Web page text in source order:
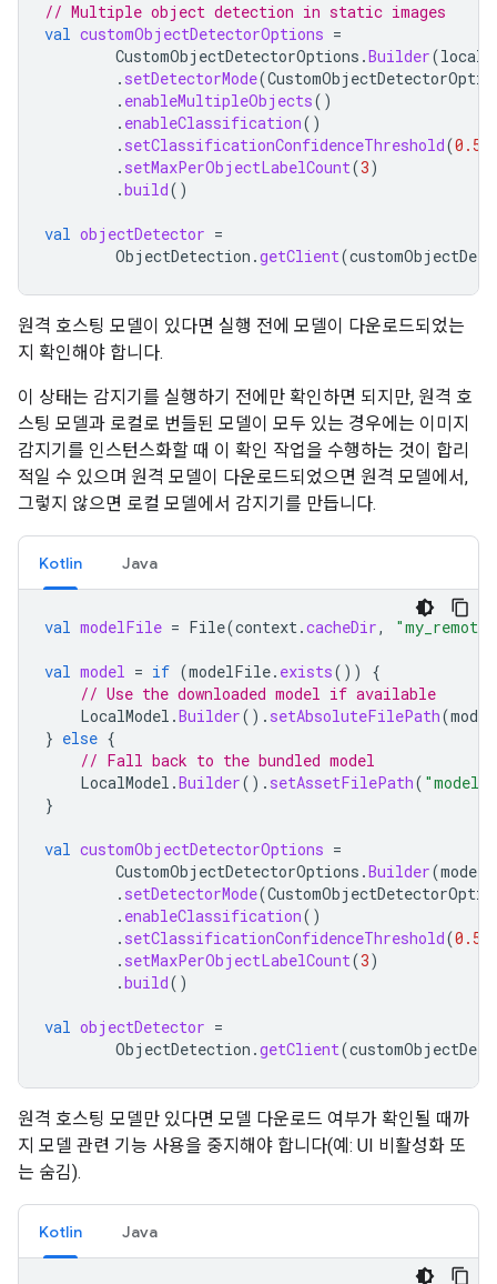
// Multiple object detection in static images
val customObjectDetectorOptions =
CustomObjectDetectorOptions .Builder(
. setDetectorMode(
. enableMultipleObjects()
. enableClassification()
. setClassificationConfidenceThreshold(0.5f
. setMaxPerObjectLabelCount(3)
.build()
val objectDetector =
ObjectDetection .getClient(
원격 호스팅 모델이 있다면 실행 전에 모델이 다운로드되었는
지 확인해야 합니다.
이 상태는 감지기를 실행하기 전에만 확인하면 되지만, 원격 호
스팅 모델과 로컬로 번들된 모델이 모두 있는 경우에는 이미지
감지기를 인스턴스화할 때 이 확인 작업을 수행하는 것이 합리
적일 수 있으며 원격 모델이 다운로드되었으면 원격 모델에서,
그렇지 않으면 로컬 모델에서 감지기를 만듭니다.
Kotlin Java
val modelFile = File(context.cacheDir,
val model = if (modelFile. exists())
{
// Use the downloaded model if available
LocalModel .Builder(). setAbsoluteFilePath(
} else {
// Fall back to the bundled model
LocalModel .Builder(). setAssetFilePath(
}
val customObjectDetectorOptions =
CustomObjectDetectorOptions .Builder(model
. setDetectorMode(
. enableClassification()
. setClassificationConfidenceThreshold(0.5f
. setMaxPerObjectLabelCount(3)
.build()
val objectDetector =
ObjectDetection .getClient(
원격 호스팅 모델만 있다면 모델 다운로드 여부가 확인될 때까
지 모델 관련 기능 사용을 중지해야 합니다(예: UI 비활성화 또
는 숨김).
Kotlin Java